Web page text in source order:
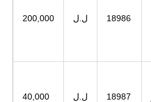
200,000 ل.ل 18986
40,000 ل.ل 18987